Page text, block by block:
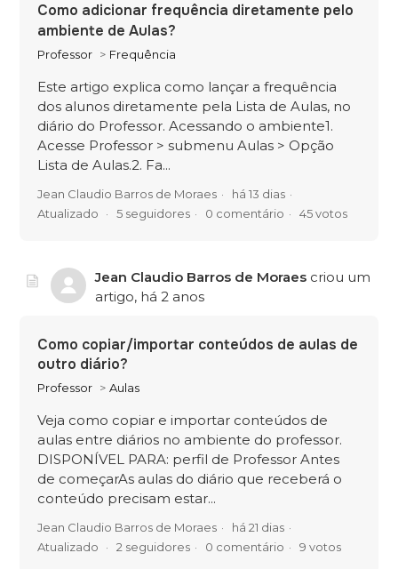
Como adicionar frequência diretamente pelo
ambiente de Aulas?
Professor Frequência
Este artigo explica como lançar a frequência
dos alunos diretamente pela Lista de Aulas, no
diário do Professor. Acessando o ambiente1.
Acesse Professor > submenu Aulas > Opção
Lista de Aulas.2. Fa...
Jean Claudio Barros de Moraes
há 13 dias
Atualizado
5 seguidores 0 comentário 45 votos
Jean Claudio Barros de Moraes criou um
artigo, há 2 anos
Como copiar/importar conteúdos de aulas de
outro diário?
Professor Aulas
Veja como copiar e importar conteúdos de
aulas entre diários no ambiente do professor.
DISPONÍVEL PARA: perfil de Professor Antes
de começarAs aulas do diário que receberá o
conteúdo precisam estar...
Jean Claudio Barros de Moraes
há 21 dias
Atualizado
2 seguidores 0 comentário 9 votos